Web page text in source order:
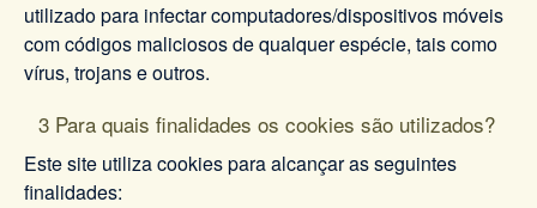
utilizado para infectar computadores/dispositivos móveis
com códigos maliciosos de qualquer espécie, tais como
vírus, trojans e outros.
3 Para quais finalidades os cookies são utilizados?
Este site utiliza cookies para alcançar as seguintes
finalidades: